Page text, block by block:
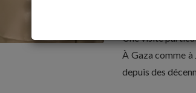
son passage à
Une visite
À Gaza comme à
depuis des